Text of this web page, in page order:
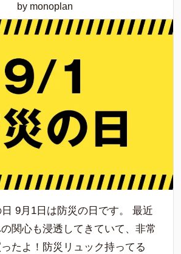
by monoplan
9月1日は防災の日です。 最近
関心も浸透してきていて、非常
たよ！防災リュック持ってる